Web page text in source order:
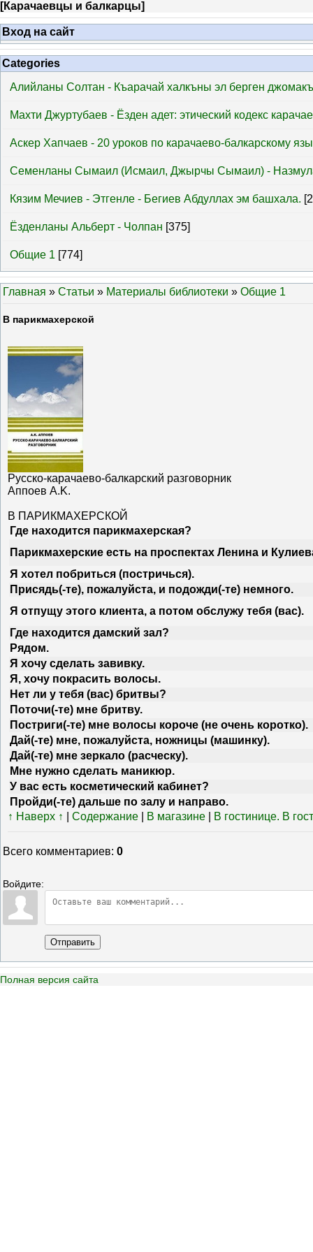
[Карачаевцы и балкарцы]
Вход на сайт
Categories
Алийланы Солтан - Къарачай халкъны эл берген
Махти Джуртубаев - Ёзден адет: этический кодекс
Аскер Хапчаев - 20 уроков по карачаево-балкарскому
Семенланы Сымаил (Исмаил, Джырчы Сымаил) -
Кязим Мечиев - Этгенле - Бегиев Абдуллах эм башхала.
Ёзденланы Альберт - Чолпан [375]
Общие 1 [774]
Главная » Статьи » Материалы библиотеки » Общие 1
В парикмахерской
Русско-карачаево-балкарский разговорник
Аппоев A.K.
В ПАРИКМАХЕРСКОЙ
Где находится парикмахерская?
Парикмахерские есть на проспектах Ленина и
Я хотел побриться (постричься).
Присядь(-те), пожалуйста, и подожди(-те) немного.
Я отпущу этого клиента, а потом обслужу тебя (вас).
Где находится дамский зал?
Рядом.
Я хочу сделать завивку.
Я, хочу покрасить волосы.
Нет ли у тебя (вас) бритвы?
Поточи(-те) мне бритву.
Постриги(-те) мне волосы короче (не очень коротко).
Дай(-те) мне, пожалуйста, ножницы (машинку).
Дай(-те) мне зеркало (расческу).
Мне нужно сделать маникюр.
У вас есть косметический кабинет?
Пройди(-те) дальше по залу и направо.
↑ Наверх ↑
Содержание В магазине В гостинице. В
Всего комментариев: 0
Войдите:
Отправить
Полная версия сайта